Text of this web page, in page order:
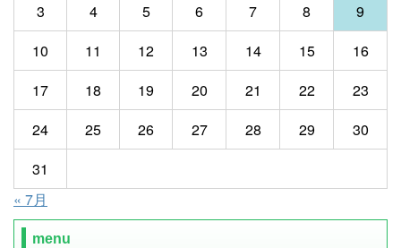
3
4 5 6 7 8
9
10
11 12 13 14 15
16
17
18 19 20 21 22
23
24
25 26 27 28 29
30
31
« 7月
menu